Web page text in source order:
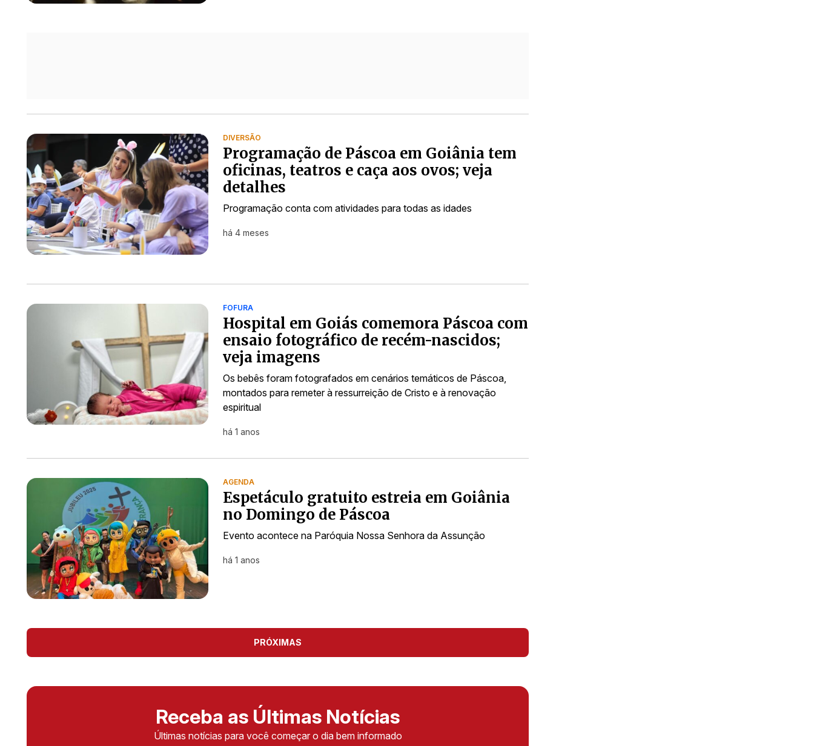
DIVERSÃO
Programação de Páscoa em Goiânia tem
oficinas, teatros e caça aos ovos; veja
detalhes
Programação conta com atividades para todas as idades
há 4 meses
FOFURA
Hospital em Goiás comemora Páscoa com
ensaio fotográfico de recém-nascidos;
veja imagens
Os bebês foram fotografados em cenários temáticos de Páscoa,
montados para remeter à ressurreição de Cristo e à renovação
espiritual
há 1 anos
AGENDA
Espetáculo gratuito estreia em Goiânia
no Domingo de Páscoa
Evento acontece na Paróquia Nossa Senhora da Assunção
há 1 anos
PRÓXIMAS
Receba as Últimas Notícias
Últimas notícias para você começar o dia bem informado